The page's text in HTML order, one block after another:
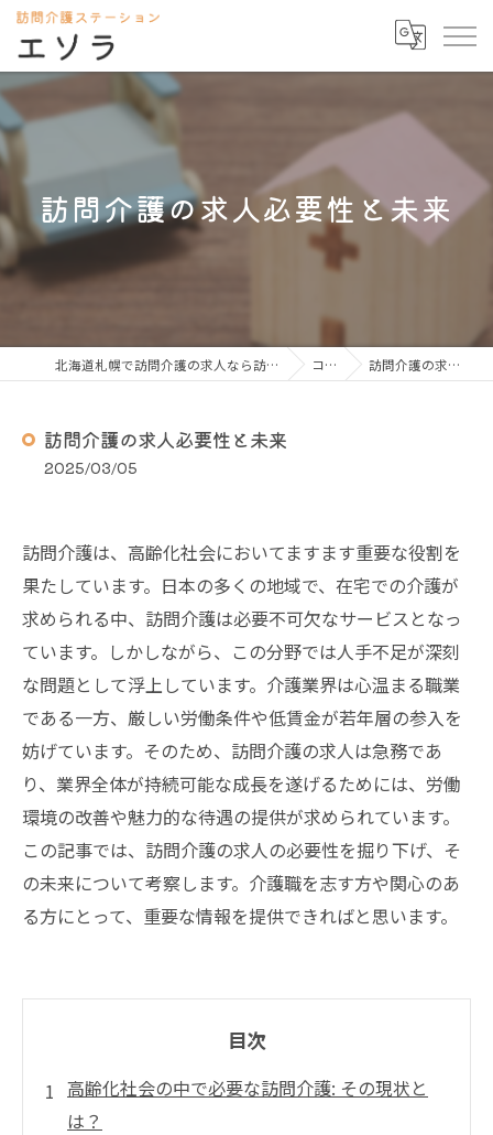
訪問介護の求人必要性と未来
北海道札幌で訪問介護の求人なら訪問介護ステーション エソラ コラム 訪問介護の求人必要性と未来
訪問介護の求人必要性と未来
2025/03/05
訪問介護は、高齢化社会においてますます重要な役割を
果たしています。日本の多くの地域で、在宅での介護が
求められる中、訪問介護は必要不可欠なサービスとなっ
ています。しかしながら、この分野では人手不足が深刻
な問題として浮上しています。介護業界は心温まる職業
である一方、厳しい労働条件や低賃金が若年層の参入を
妨げています。そのため、訪問介護の求人は急務であ
り、業界全体が持続可能な成長を遂げるためには、労働
環境の改善や魅力的な待遇の提供が求められています。
この記事では、訪問介護の求人の必要性を掘り下げ、そ
の未来について考察します。介護職を志す方や関心のあ
る方にとって、重要な情報を提供できればと思います。
目次
高齢化社会の中で必要な訪問介護: その現状と
は？